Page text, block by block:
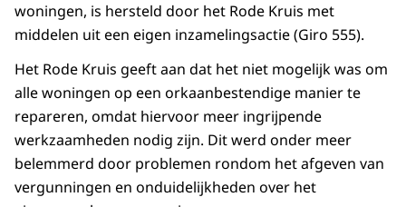
woningen, is hersteld door het Rode Kruis met
middelen uit een eigen inzamelingsactie (Giro 555).
Het Rode Kruis geeft aan dat het niet mogelijk was om
alle woningen op een orkaanbestendige manier te
repareren, omdat hiervoor meer ingrijpende
werkzaamheden nodig zijn. Dit werd onder meer
belemmerd door problemen rondom het afgeven van
vergunningen en onduidelijkheden over het